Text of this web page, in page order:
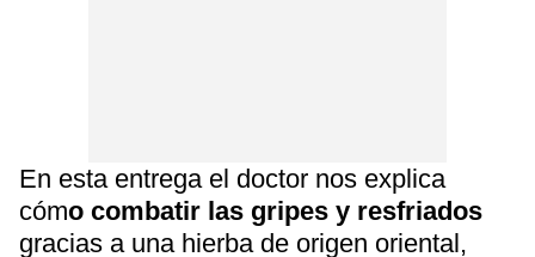
En esta entrega el doctor nos explica
cómo combatir las gripes y resfriados
gracias a una hierba de origen oriental,